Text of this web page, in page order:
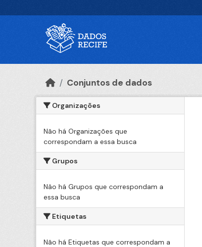
Conjuntos de dados
Organizações
Não há Organizações que
correspondam a essa busca
Grupos
Não há Grupos que correspondam a
essa busca
Etiquetas
Não há Etiquetas que correspondam a